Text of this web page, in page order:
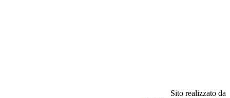
Sito realizzato da